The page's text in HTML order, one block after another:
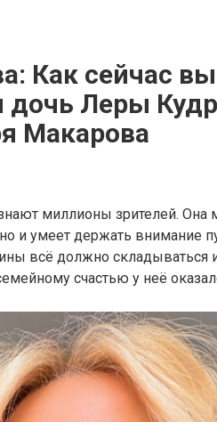
Как сейчас
дочь Леры
Макарова
миллионы зрителей. Она
и умеет держать внимание
всё должно складываться
счастью у неё